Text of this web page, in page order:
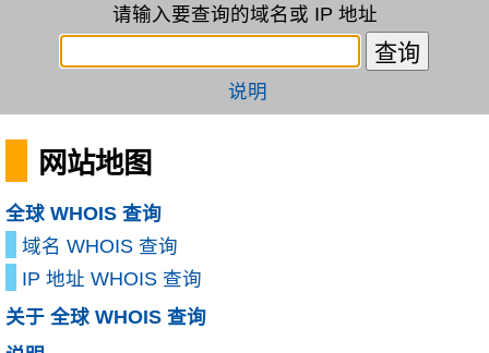
请输入要查询的域名或 IP 地址
说明
网站地图
全球 WHOIS 查询
域名 WHOIS 查询
IP 地址 WHOIS 查询
关于 全球 WHOIS 查询